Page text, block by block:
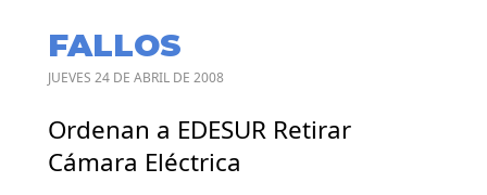
FALLOS
JUEVES 24 DE ABRIL DE 2008
Ordenan a EDESUR Retirar
Cámara Eléctrica